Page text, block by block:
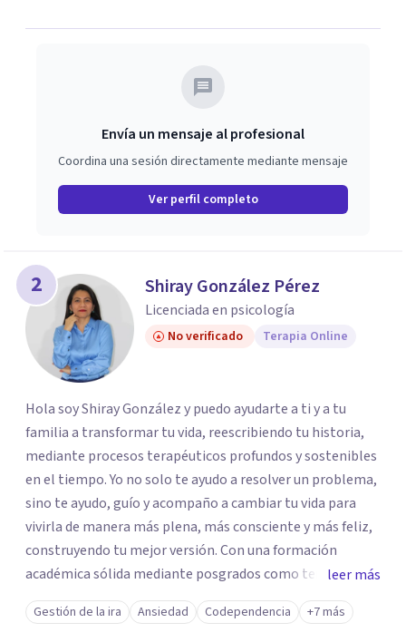
Envía un mensaje al profesional
Coordina una sesión directamente mediante mensaje
Ver perfil completo
2 Shiray González Pérez
Licenciada en psicología
No verificado Terapia Online
Hola soy Shiray González y puedo ayudarte a ti y a tu
familia a transformar tu vida, reescribiendo tu historia,
mediante procesos terapéuticos profundos y sostenibles
en el tiempo. Yo no solo te ayudo a resolver un problema,
sino te ayudo, guío y acompaño a cambiar tu vida para
vivirla de manera más plena, más consciente y más feliz,
construyendo tu mejor versión. Con una formación
académica sólida mediante posgrados como terapeuta
breve, familiar e infantil, así como con respaldo
profesional y experiencia clínica de más de 26 años y
leer más
Gestión de la ira Ansiedad Codependencia +7 más